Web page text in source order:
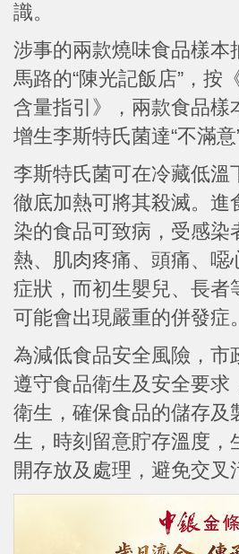
識。
涉事的兩款燒味食品樣本
馬路的“陳光記飯店”，按
含量指引》，兩款食品樣
增生李斯特氏菌達“不滿意
李斯特氏菌可在冷藏低溫
徹底加熱可將其殺滅。進
染的食品可致病，受感染
熱、肌肉疼痛、頭痛、噁
症狀，而初生嬰兒、長者
可能會出現嚴重的併發症。
為減低食品安全風險，市
遵守食品衛生及安全要求
衛生，確保食品的儲存及
生，時刻留意貯存溫度，
開存放及處理，避免交叉